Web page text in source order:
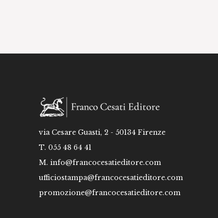
via Cesare Guasti, 2 - 50134 Firenze
T. 055 48 64 41
M. info@francocesatieditore.com
ufficiostampa@francocesatieditore.com
promozione@francocesatieditore.com